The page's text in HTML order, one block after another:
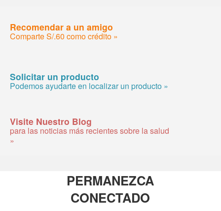
Recomendar a un amigo
Comparte S/.60 como crédito »
Solicitar un producto
Podemos ayudarte en localizar un producto »
Visite Nuestro Blog
para las noticias más recientes sobre la salud
»
PERMANEZCA
CONECTADO